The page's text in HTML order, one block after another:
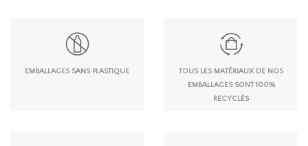
EMBALLAGES SANS PLASTIQUE
TOUS LES MATÉRIAUX DE NOS
EMBALLAGES SONT 100%
RECYCLÉS